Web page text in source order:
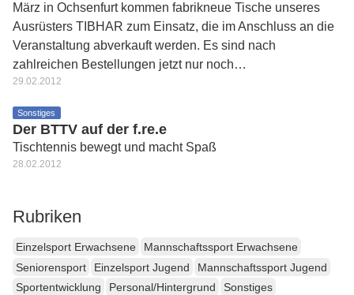
März in Ochsenfurt kommen fabrikneue Tische unseres
Ausrüsters TIBHAR zum Einsatz, die im Anschluss an die
Veranstaltung abverkauft werden. Es sind nach
zahlreichen Bestellungen jetzt nur noch…
29.02.2012
Sonstiges
Der BTTV auf der f.re.e
Tischtennis bewegt und macht Spaß
28.02.2012
Rubriken
Einzelsport Erwachsene
Mannschaftssport Erwachsene
Seniorensport
Einzelsport Jugend
Mannschaftssport Jugend
Sportentwicklung
Personal/Hintergrund
Sonstiges